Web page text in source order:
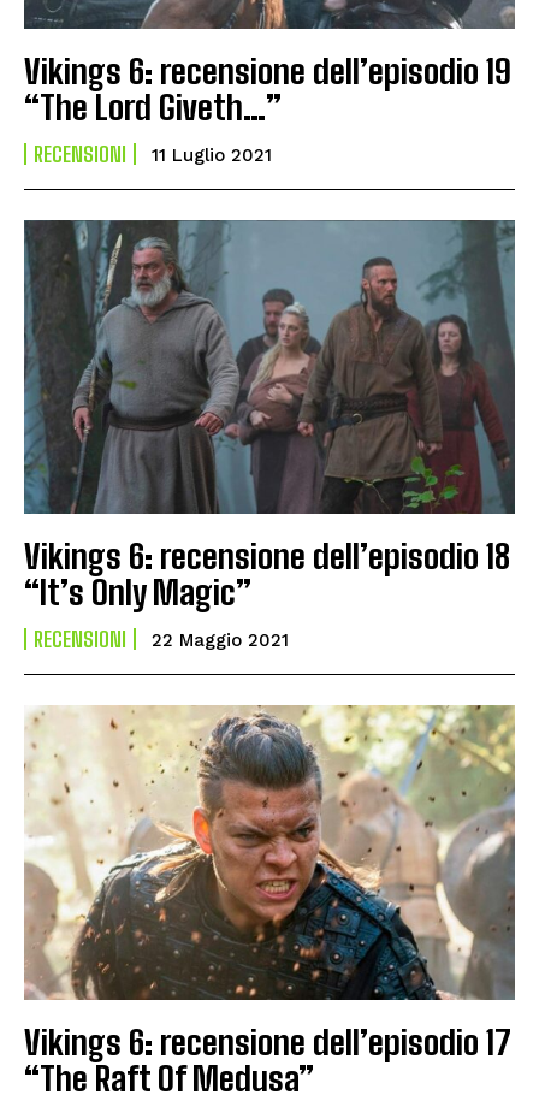
Vikings 6: recensione dell’episodio 19
“The Lord Giveth…”
RECENSIONI 11 Luglio 2021
Vikings 6: recensione dell’episodio 18
“It’s Only Magic”
RECENSIONI 22 Maggio 2021
Vikings 6: recensione dell’episodio 17
“The Raft Of Medusa”